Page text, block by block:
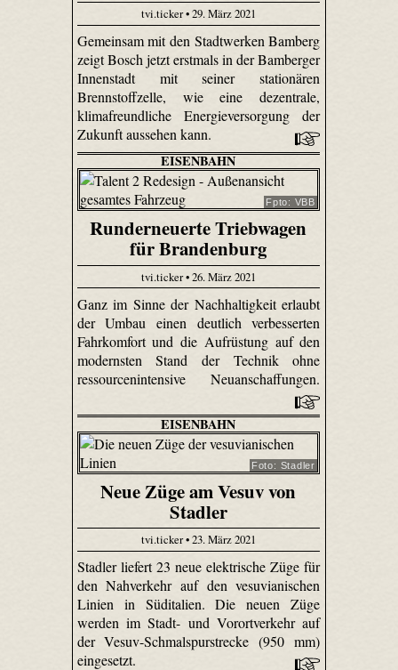
tvi.ticker • 29. März 2021
Gemeinsam mit den Stadtwerken Bamberg
zeigt Bosch jetzt erstmals in der Bamberger
Innenstadt mit seiner stationären
Brennstoffzelle, wie eine dezentrale,
klimafreundliche Energieversorgung der
Zukunft aussehen kann.
EISENBAHN
Fpto: VBB
Runderneuerte Triebwagen
für Brandenburg
tvi.ticker • 26. März 2021
Ganz im Sinne der Nachhaltigkeit erlaubt
der Umbau einen deutlich verbesserten
Fahrkomfort und die Aufrüstung auf den
modernsten Stand der Technik ohne
ressourcenintensive Neuanschaffungen.
EISENBAHN
Foto: Stadler
Neue Züge am Vesuv von
Stadler
tvi.ticker • 23. März 2021
Stadler liefert 23 neue elektrische Züge für
den Nahverkehr auf den vesuvianischen
Linien in Süditalien. Die neuen Züge
werden im Stadt- und Vorortverkehr auf
der Vesuv-Schmalspurstrecke (950 mm)
eingesetzt.